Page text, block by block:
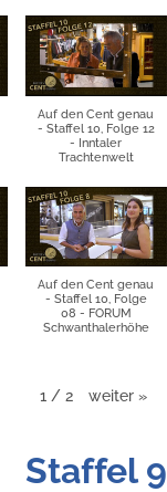
Auf den Cent genau
- Staffel 10, Folge 12
- Inntaler
Trachtenwelt
Auf den Cent genau
- Staffel 10, Folge
08 - FORUM
Schwanthalerhöhe
1 / 2 weiter »
Staffel 9